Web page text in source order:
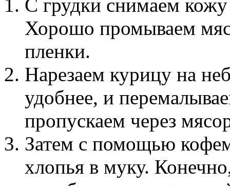
С грудки снимаем
Хорошо промываем
пленки.
Нарезаем курицу на
удобнее, и
пропускаем через
Затем с помощью
хлопья в муку.